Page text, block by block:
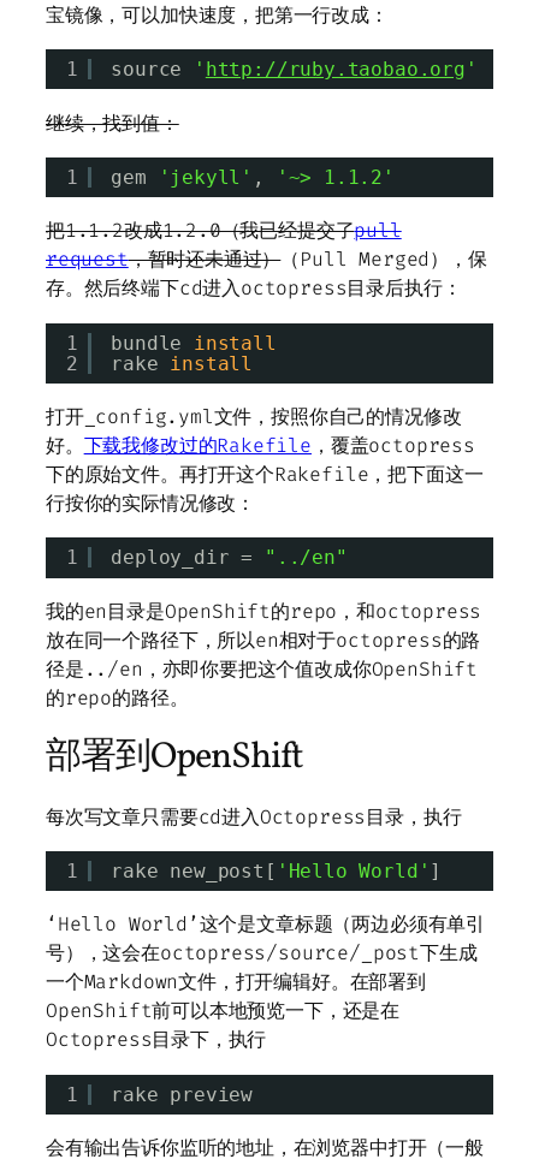
宝镜像，可以加快速度，把第一行改成：
1 source ' http://ruby.taobao.org '
继续，找到值：
1 gem 'jekyll' , '~> 1.1.2'
把1.1.2改成1.2.0（我已经提交了pull
request，暂时还未通过）（Pull Merged），保
存。然后终端下cd进入octopress目录后执行：
1
2
bundle
install
rake install
打开_config.yml文件，按照你自己的情况修改
好。 下载我修改过的Rakefile ，覆盖octopress
下的原始文件。再打开这个Rakefile，把下面这一
行按你的实际情况修改：
1 deploy_dir = "../en"
我的en目录是OpenShift的repo，和octopress
放在同一个路径下，所以en相对于octopress的路
径是../en，亦即你要把这个值改成你OpenShift
的repo的路径。
部署到OpenShift
每次写文章只需要cd进入Octopress目录，执行
1 rake new_post[ 'Hello World' ]
‘Hello World’这个是文章标题（两边必须有单引
号），这会在octopress/source/_post下生成
一个Markdown文件，打开编辑好。在部署到
OpenShift前可以本地预览一下，还是在
Octopress目录下，执行
1 rake preview
会有输出告诉你监听的地址，在浏览器中打开（一般